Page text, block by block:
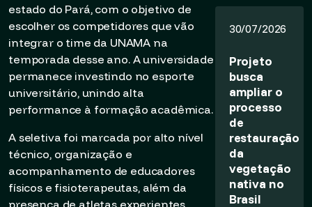
estado do Pará, com o objetivo de
escolher os competidores que vão
integrar o time da UNAMA na
temporada desse ano. A universidade
permanece investindo no esporte
universitário, unindo alta
performance à formação acadêmica.
A seletiva foi marcada por alto nível
técnico, organização e
acompanhamento de educadores
físicos e fisioterapeutas, além da
presença de atletas experientes,
30/07/2026
Projeto
busca
ampliar o
processo
de
restauração
da
vegetação
nativa no
Brasil